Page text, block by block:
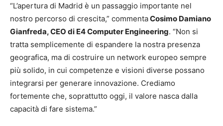
“L’apertura di Madrid è un passaggio importante nel
nostro percorso di crescita,” commentaCosimo Damiano
Gianfreda, CEO di E4 Computer Engineering. “Non si
tratta semplicemente di espandere la nostra presenza
geografica, ma di costruire un network europeo sempre
più solido, in cui competenze e visioni diverse possano
integrarsi per generare innovazione. Crediamo
fortemente che, soprattutto oggi, il valore nasca dalla
capacità di fare sistema.”